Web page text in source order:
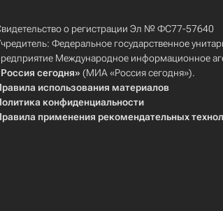
о регистрации Эл № ФС77-57640
Федеральное государственное
Международное информационное
сегодня» (МИА «Россия сегодня»).
использования материалов
конфиденциальности
применения рекомендательных